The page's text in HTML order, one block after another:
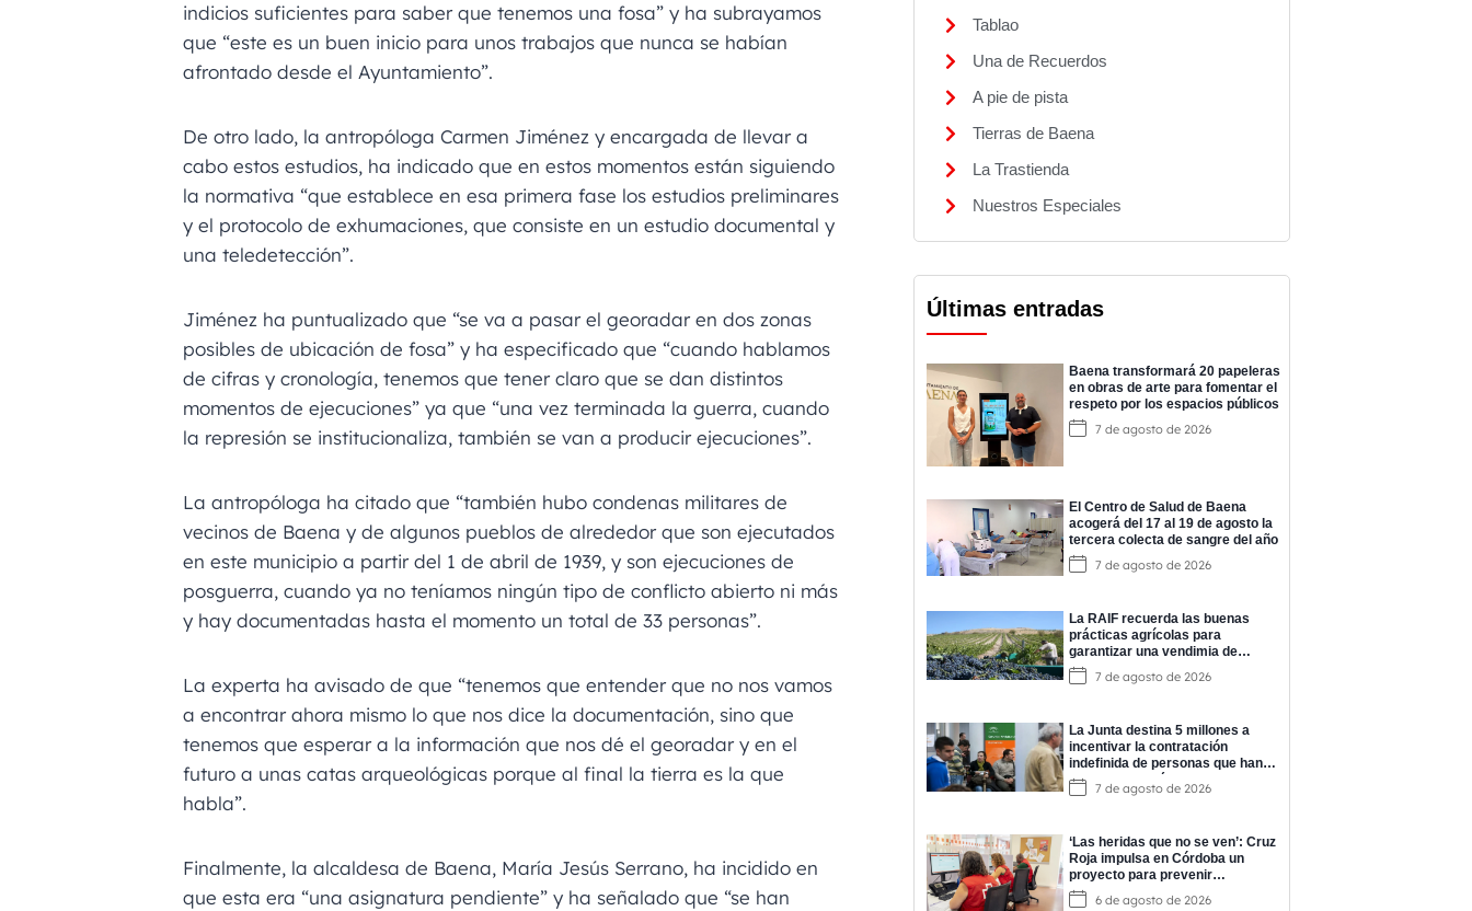
indicios suficientes para saber que tenemos una fosa” y ha subrayamos
que “este es un buen inicio para unos trabajos que nunca se habían
afrontado desde el Ayuntamiento”.
De otro lado, la antropóloga Carmen Jiménez y encargada de llevar a
cabo estos estudios, ha indicado que en estos momentos están siguiendo
la normativa “que establece en esa primera fase los estudios preliminares
y el protocolo de exhumaciones, que consiste en un estudio documental y
una teledetección”.
Jiménez ha puntualizado que “se va a pasar el georadar en dos zonas
posibles de ubicación de fosa” y ha especificado que “cuando hablamos
de cifras y cronología, tenemos que tener claro que se dan distintos
momentos de ejecuciones” ya que “una vez terminada la guerra, cuando
la represión se institucionaliza, también se van a producir ejecuciones”.
La antropóloga ha citado que “también hubo condenas militares de
vecinos de Baena y de algunos pueblos de alrededor que son ejecutados
en este municipio a partir del 1 de abril de 1939, y son ejecuciones de
posguerra, cuando ya no teníamos ningún tipo de conflicto abierto ni más
y hay documentadas hasta el momento un total de 33 personas”.
La experta ha avisado de que “tenemos que entender que no nos vamos
a encontrar ahora mismo lo que nos dice la documentación, sino que
tenemos que esperar a la información que nos dé el georadar y en el
futuro a unas catas arqueológicas porque al final la tierra es la que
habla”.
Finalmente, la alcaldesa de Baena, María Jesús Serrano, ha incidido en
que esta era “una asignatura pendiente” y ha señalado que “se han
Tablao
Una de Recuerdos
A pie de pista
Tierras de Baena
La Trastienda
Nuestros Especiales
Últimas entradas
Baena transformará 20 papeleras
en obras de arte para fomentar el
respeto por los espacios públicos
7 de agosto de 2026
El Centro de Salud de Baena
acogerá del 17 al 19 de agosto la
tercera colecta de sangre del año
7 de agosto de 2026
La RAIF recuerda las buenas
prácticas agrícolas para
garantizar una vendimia de
calidad
7 de agosto de 2026
La Junta destina 5 millones a
incentivar la contratación
indefinida de personas que han
completado prácticas del
programa EPES
7 de agosto de 2026
‘Las heridas que no se ven’: Cruz
Roja impulsa en Córdoba un
proyecto para prevenir
adicciones y cuidar la salud
mental6 de agosto de 2026